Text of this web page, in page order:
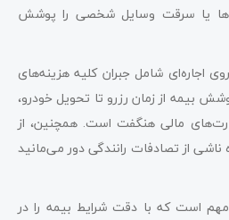
یا سرقت وسایل شخصی را پوشش
اجاره‌ای شامل جبران کلیه هزینه‌های
بیمه از زمان رزرو تا تحویل خودرو،
مالی هنگفت است. همچنین، از
از تصادفات رانندگی دور می‌مانید​
مهم است که با دقت شرایط بیمه را در